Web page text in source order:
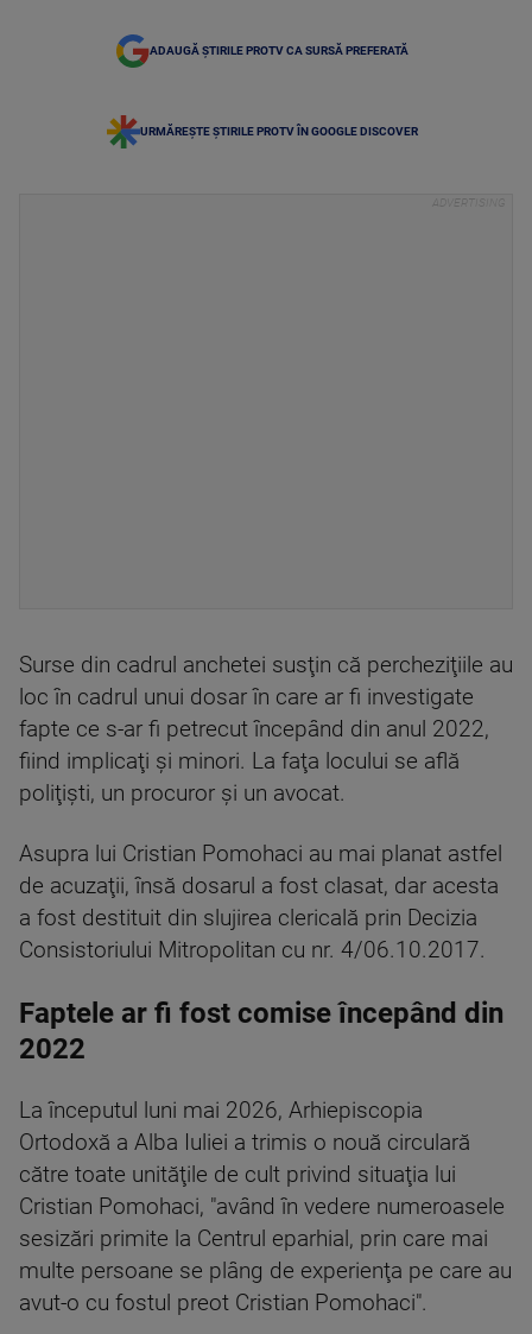
ADAUGĂ ȘTIRILE PROTV CA SURSĂ PREFERATĂ
URMĂREȘTE ȘTIRILE PROTV ÎN GOOGLE DISCOVER
Surse din cadrul anchetei susţin că percheziţiile au
loc în cadrul unui dosar în care ar fi investigate
fapte ce s-ar fi petrecut începând din anul 2022,
fiind implicaţi şi minori. La faţa locului se află
poliţişti, un procuror şi un avocat.
Asupra lui Cristian Pomohaci au mai planat astfel
de acuzaţii, însă dosarul a fost clasat, dar acesta
a fost destituit din slujirea clericală prin Decizia
Consistoriului Mitropolitan cu nr. 4/06.10.2017.
Faptele ar fi fost comise începând din
2022
La începutul luni mai 2026, Arhiepiscopia
Ortodoxă a Alba Iuliei a trimis o nouă circulară
către toate unităţile de cult privind situaţia lui
Cristian Pomohaci, "având în vedere numeroasele
sesizări primite la Centrul eparhial, prin care mai
multe persoane se plâng de experienţa pe care au
avut-o cu fostul preot Cristian Pomohaci".